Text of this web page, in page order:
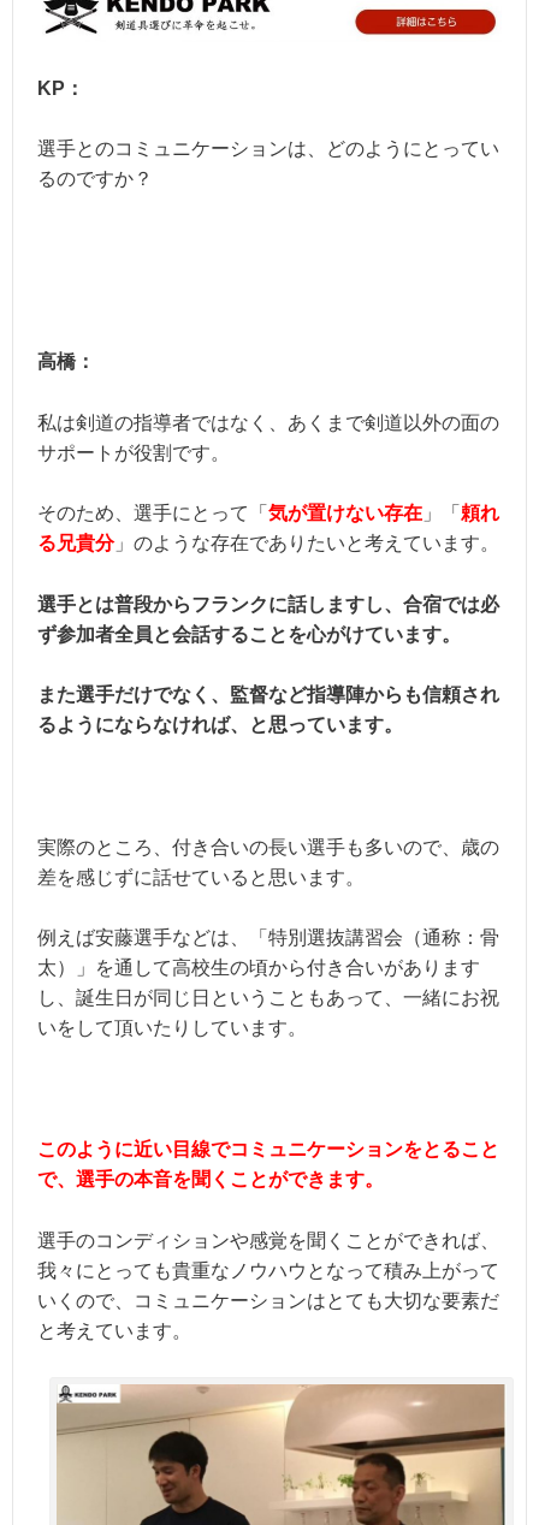
KP：
選手とのコミュニケーションは、どのようにとってい
るのですか？
高橋：
私は剣道の指導者ではなく、あくまで剣道以外の面の
サポートが役割です。
そのため、選手にとって「 気が置けない存在 」「 頼れ
る兄貴分」のような存在でありたいと考えています。
選手とは普段からフランクに話しますし、合宿では必
ず参加者全員と会話することを心がけています。
また選手だけでなく、監督など指導陣からも信頼され
るようにならなければ、と思っています。
実際のところ、付き合いの長い選手も多いので、歳の
差を感じずに話せていると思います。
例えば安藤選手などは、「特別選抜講習会（通称：骨
太）」を通して高校生の頃から付き合いがあります
し、誕生日が同じ日ということもあって、一緒にお祝
いをして頂いたりしています。
このように近い目線でコミュニケーションをとること
で、選手の本音を聞くことができます。
選手のコンディションや感覚を聞くことができれば、
我々にとっても貴重なノウハウとなって積み上がって
いくので、コミュニケーションはとても大切な要素だ
と考えています。